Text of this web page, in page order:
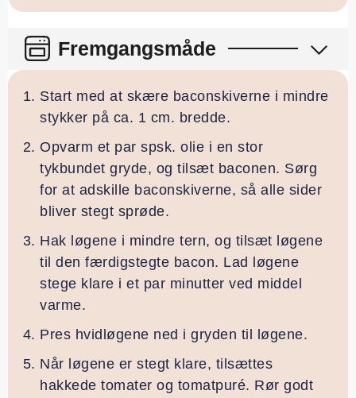
Fremgangsmåde
Start med at skære baconskiverne i mindre
stykker på ca. 1 cm. bredde.
Opvarm et par spsk. olie i en stor
tykbundet gryde, og tilsæt baconen. Sørg
for at adskille baconskiverne, så alle sider
bliver stegt sprøde.
Hak løgene i mindre tern, og tilsæt løgene
til den færdigstegte bacon. Lad løgene
stege klare i et par minutter ved middel
varme.
Pres hvidløgene ned i gryden til løgene.
Når løgene er stegt klare, tilsættes
hakkede tomater og tomatpuré. Rør godt